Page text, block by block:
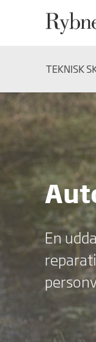
TEKNISK
En